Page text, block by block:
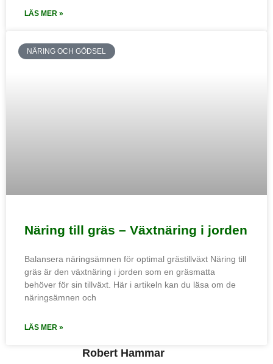
LÄS MER »
NÄRING OCH GÖDSEL
Näring till gräs – Växtnäring i jorden
Balansera näringsämnen för optimal grästillväxt Näring till
gräs är den växtnäring i jorden som en gräsmatta
behöver för sin tillväxt. Här i artikeln kan du läsa om de
näringsämnen och
LÄS MER »
Robert Hammar